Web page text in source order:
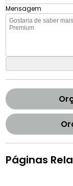
Mensagem
Páginas